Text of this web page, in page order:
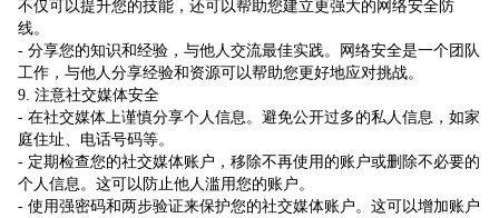
不仅可以提升您的技能，还可以帮助您建立更强大的网络安全防
线。
- 分享您的知识和经验，与他人交流最佳实践。网络安全是一个团队
工作，与他人分享经验和资源可以帮助您更好地应对挑战。
9. 注意社交媒体安全
- 在社交媒体上谨慎分享个人信息。避免公开过多的私人信息，如家
庭住址、电话号码等。
- 定期检查您的社交媒体账户，移除不再使用的账户或删除不必要的
个人信息。这可以防止他人滥用您的账户。
- 使用强密码和两步验证来保护您的社交媒体账户。这可以增加账户